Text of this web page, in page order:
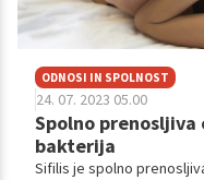
ODNOSI IN SPOLNOST
24. 07. 2023 05.00
Spolno prenosljiva
bakterija
Sifilis je spolno